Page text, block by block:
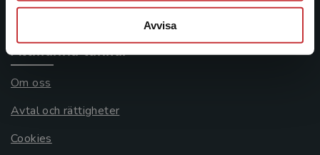
Avvisa
Systemkrav
Allmänna länkar
Om oss
Avtal och rättigheter
Cookies